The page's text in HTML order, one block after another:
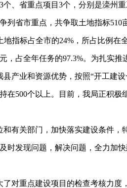
个、省重点项目3个，分别是滦州
列省市重点 ，共争取土地指标510
指标占全市的24%，所占比例在
，占全年任务的97.3%。为扎实推
产业和资源优势，按照“开工建
500个以上。目前，我局正积极
有关部门，加快落实建设条件，
时发现问题，解决问题，全力加
对重点建设项目的检查考核力度